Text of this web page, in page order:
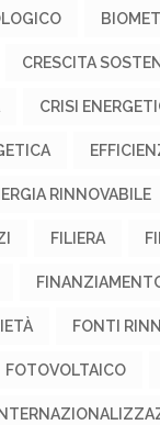
CRESCITA
CRISI
RINNOVABILE
FILIERA
FONTI
FOTOVOLTAICO